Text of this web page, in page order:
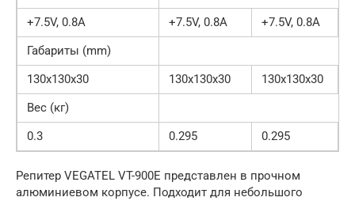
+7.5V, 0.8A
+7.5V, 0.8А
+7.5V, 0.8A
Габариты (mm)
130х130х30
130х130х30
130х130х30
Вес (кг)
0.3
0.295 0.295
Репитер VEGATEL VT-900E представлен в прочном
алюминиевом корпусе. Подходит для небольшого